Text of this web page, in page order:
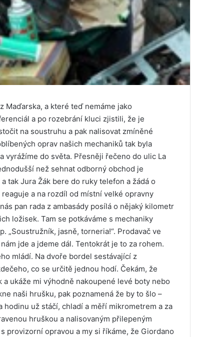
Maďarska, a které teď nemáme jako
a po rozebrání kluci zjistili, že je
na soustruhu a pak nalisovat zmíněné
oprav našich mechaniků tak byla
vyrážíme do světa. Přesněji řečeno do ulic La
než sehnat odborný obchod je
tak Jura Žák bere do ruky telefon a žádá o
a na rozdíl od místní velké opravny
pan rada z ambasády posílá o nějaký kilometr
ložisek. Tam se potkáváme s mechaniky
„Soustružník, jasně, torneria!“. Prodavač ve
jde a jdeme dál. Tentokrát je to za rohem.
mládí. Na dvoře bordel sestávající z
co se určitě jednou hodí. Čekám, že
ukáže mi výhodně nakoupené levé boty nebo
naši hrušku, pak poznamená že by to šlo –
hodinu už stáčí, chladí a měří mikrometrem a za
hruškou a nalisovaným přilepeným
provizorní opravou a my si říkáme, že Giordano